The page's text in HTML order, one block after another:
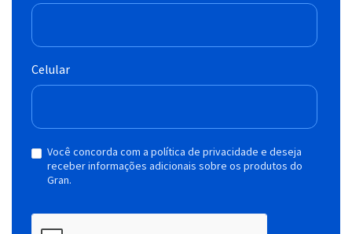
Celular
Você concorda com a política de privacidade e deseja
receber informações adicionais sobre os produtos do
Gran.